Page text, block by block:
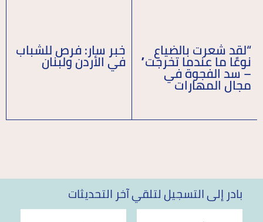
“لقد شعرت بالضياع
نوعًا ما عندما تخرجت”
– سد الفجوة في
مجال المهارات
خبر سار: فرص للشباب
في الأردن ولبنان
بادر إلى التسجيل لتلقي آخر التحديثات